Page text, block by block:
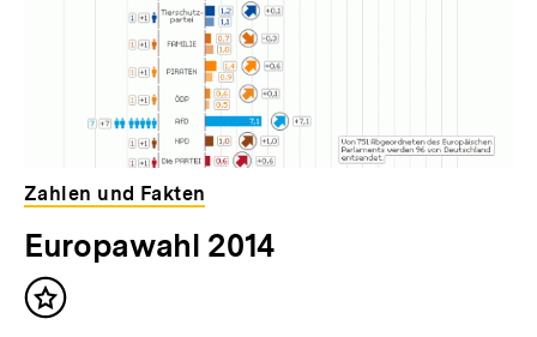
Zahlen und Fakten
Europawahl 2014
Inhalt